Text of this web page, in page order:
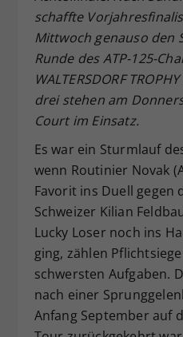
schaffte
Mittwoch genauso den
Runde des ATP-125-
WALTERSDORF
drei stehen am
Court im Einsatz.
Es war ein Sturmlauf
wenn Routinier Novak
Favorit ins Duell gegen
Schweizer Kilian
Lucky Loser noch ins
ging, zählen
schwersten Aufgaben.
nach einer
Anfang September auf
Zweck
Dieser Wert
zufällig
historische
Webseiten-
hat.